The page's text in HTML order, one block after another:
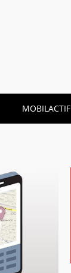
MOBILACTIF